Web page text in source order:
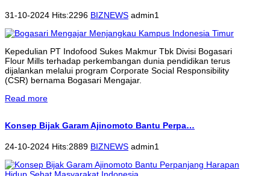
31-10-2024 Hits:2296 BIZNEWS admin1
Kepedulian PT Indofood Sukes Makmur Tbk Divisi Bogasari
Flour Mills terhadap perkembangan dunia pendidikan terus
dijalankan melalui program Corporate Social Responsibility
(CSR) bernama Bogasari Mengajar.
Read more
Konsep Bijak Garam Ajinomoto Bantu Perpa…
24-10-2024 Hits:2889 BIZNEWS admin1